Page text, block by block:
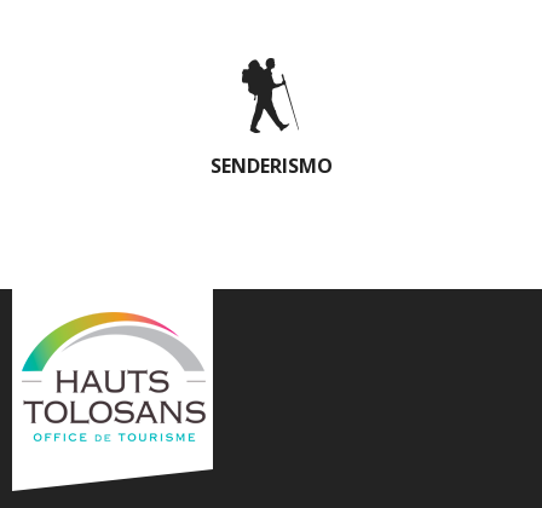
SENDERISMO